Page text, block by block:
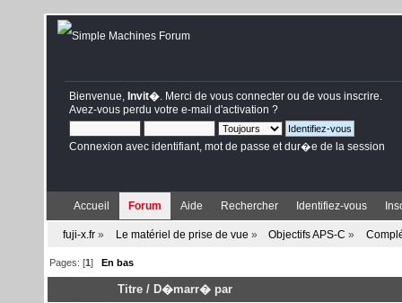
Bienvenue, Invit� . Merci de vous connecter ou de vous inscrire
Avez-vous perdu votre e-mail d'activation ?
Connexion avec identifiant, mot de passe et dur�e de la session
Accueil Forum Aide Rechercher Identifiez-vous
fuji-x.fr » Le matériel de prise de vue » Objectifs APS-C »
Pages: [1] En bas
Titre / D�marr� par